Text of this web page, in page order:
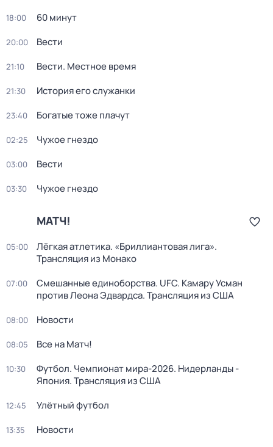
18:00 60 минут
20:00 Вести
21:10 Вести. Местное время
21:30 История его служанки
23:40 Богатые тоже плачут
02:25 Чужое гнездо
03:00 Вести
03:30 Чужое гнездо
МАТЧ!
05:00
Лёгкая атлетика. «Бриллиантовая лига».
Трансляция из Монако
07:00
Смешанные единоборства. UFC. Камару Усман
против Леона Эдвардса. Трансляция из США
08:00 Новости
08:05 Все на Матч!
10:30
Футбол. Чемпионат мира-2026. Нидерланды -
Япония. Трансляция из США
12:45 Улётный футбол
13:35 Новости